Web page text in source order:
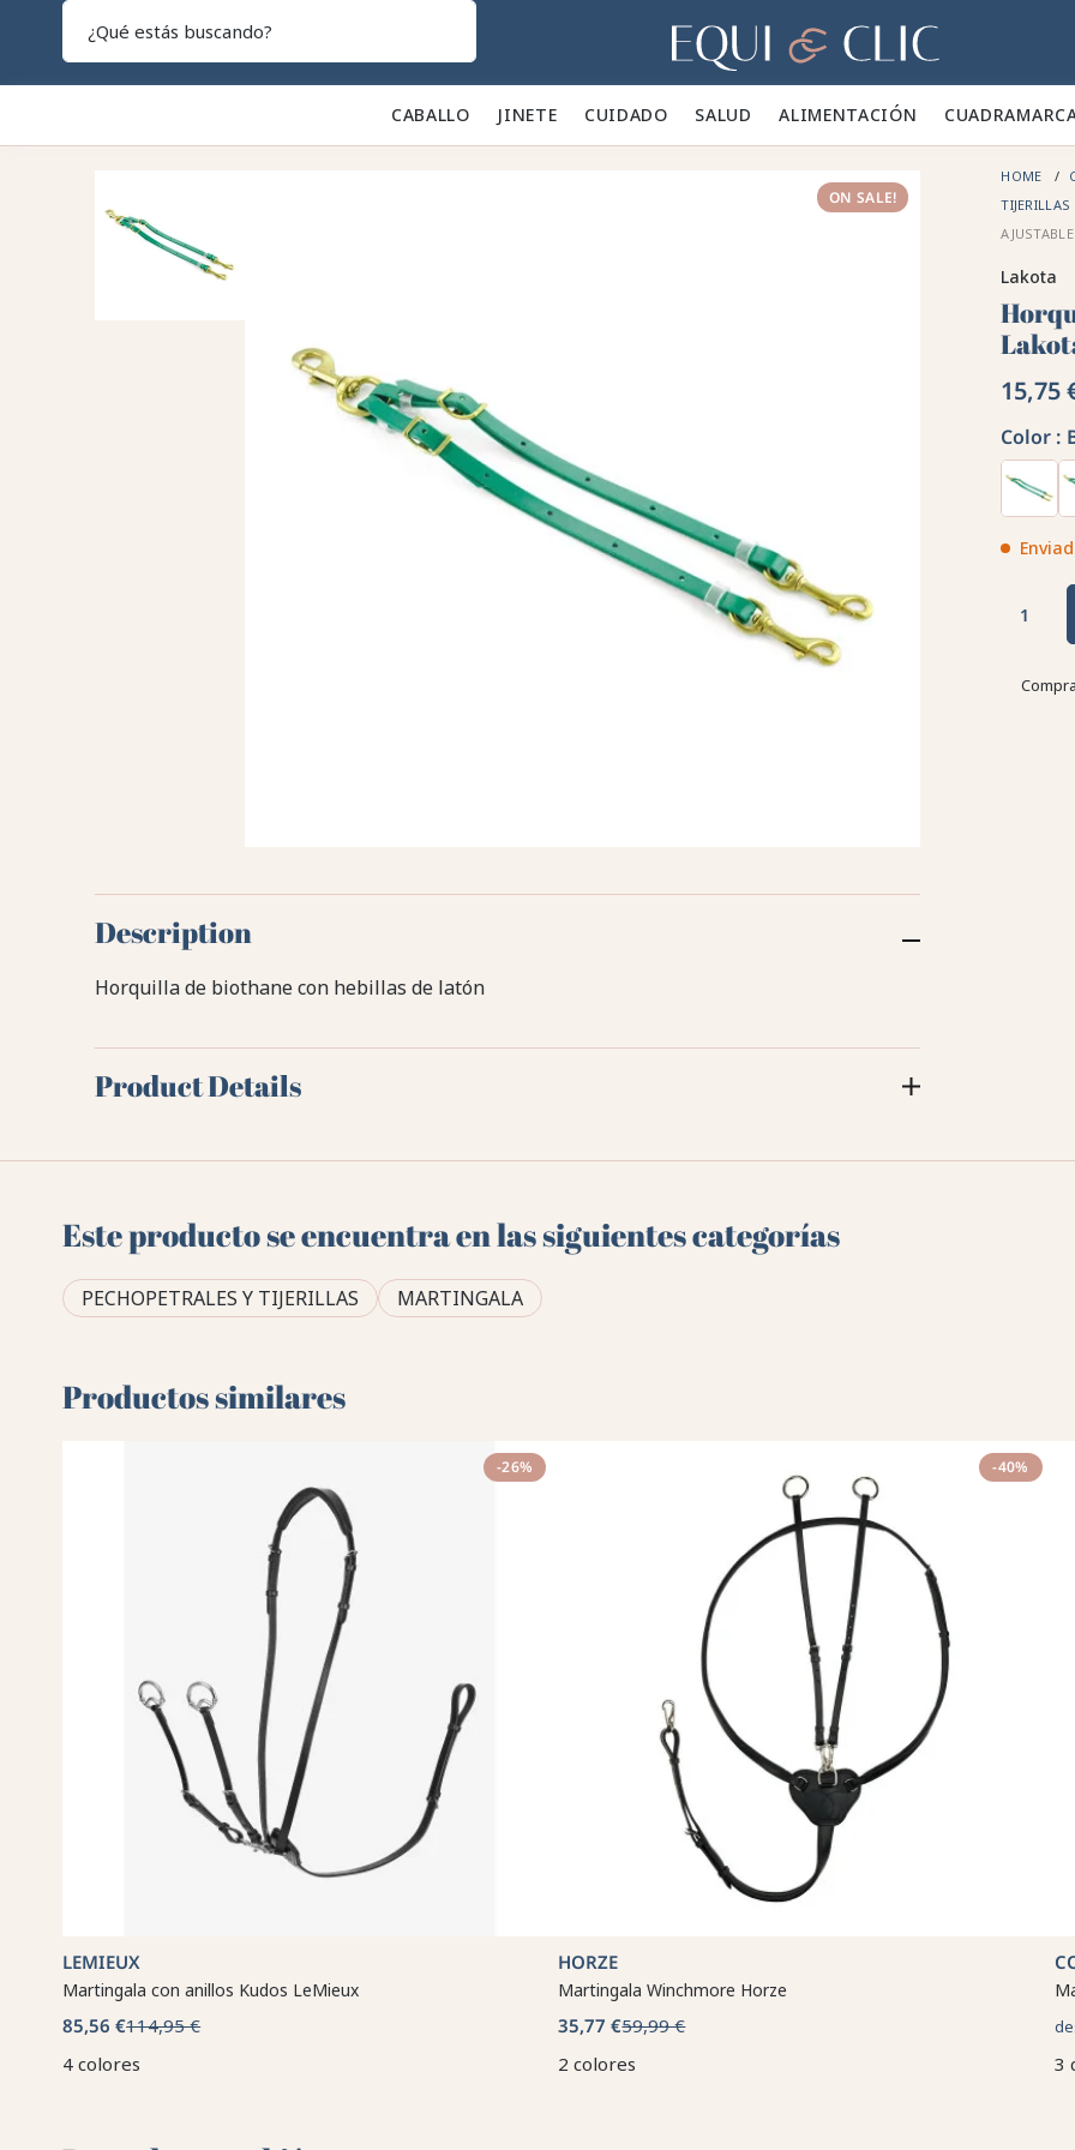
Hogar
CABALLO 🐎 JINETE 👕 CUIDADO 🪮 SALUD ✨ALIMENTACIÓN 🥕 CUADRA
ON SALE!
HOME
TIJERILLAS
Lakota
15,75
Color :
Description
Horquilla de biothane con hebillas de latón
Product Details
Este producto se encuentra en las siguientes categorías
PECHOPETRALES Y TIJERILLAS MARTINGALA
Productos similares
-26%
LEMIEUX
Martingala con anillos Kudos LeMieux
85,56 €114,95 €
4 colores
-40%
HORZE
Martingala Winchmore Horze
35,77 €59,99 €
2 colores
3